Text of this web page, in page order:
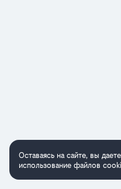
Оставаясь на сайте, вы даете
использование файлов